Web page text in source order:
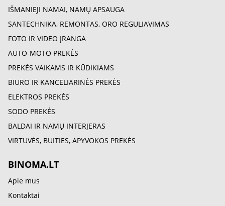
IŠMANIEJI NAMAI, NAMŲ APSAUGA
SANTECHNIKA, REMONTAS, ORO REGULIAVIMAS
FOTO IR VIDEO ĮRANGA
AUTO-MOTO PREKĖS
PREKĖS VAIKAMS IR KŪDIKIAMS
BIURO IR KANCELIARINĖS PREKĖS
ELEKTROS PREKĖS
SODO PREKĖS
BALDAI IR NAMŲ INTERJERAS
VIRTUVĖS, BUITIES, APYVOKOS PREKĖS
BINOMA.LT
Apie mus
Kontaktai